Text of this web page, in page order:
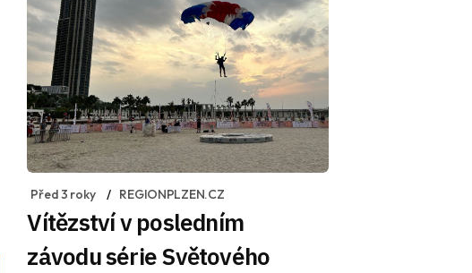
Před 3 roky REGIONPLZEN.CZ
Vítězství v posledním
závodu série Světového